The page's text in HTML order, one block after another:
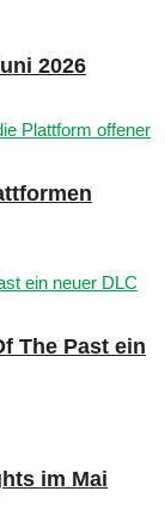
2026
The Past ein
im Mai